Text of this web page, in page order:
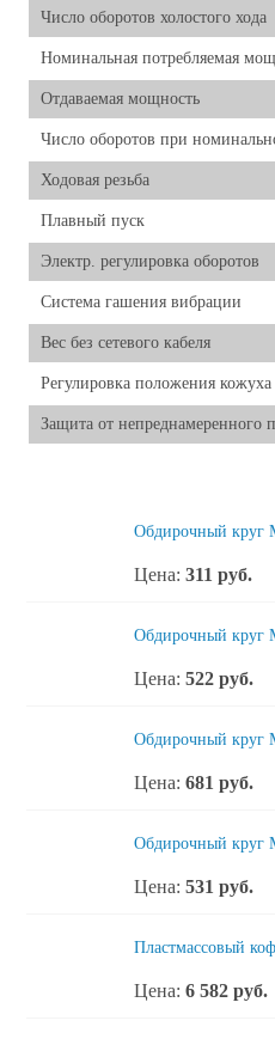
Число оборотов холостого хода
Номинальная потребляемая
Отдаваемая мощность
Число оборотов при
Ходовая резьба
Плавный пуск
Электр. регулировка оборотов
Система гашения вибрации
Вес без сетевого кабеля
Регулировка положения кожуха
Защита от непреднамеренного
Обдирочный круг
Цена: 311 руб.
Обдирочный круг
Цена: 522 руб.
Обдирочный круг
Цена: 681 руб.
Обдирочный круг
Цена: 531 руб.
Пластмассовый
Цена: 6 582 руб.